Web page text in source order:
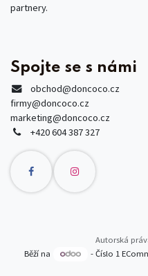
partnery.
Spojte se s námi
obchod@doncoco.cz
firmy@doncoco.cz
marketing@doncoco.cz
+420 604 387 327
Autorská
Běží na
- Číslo 1